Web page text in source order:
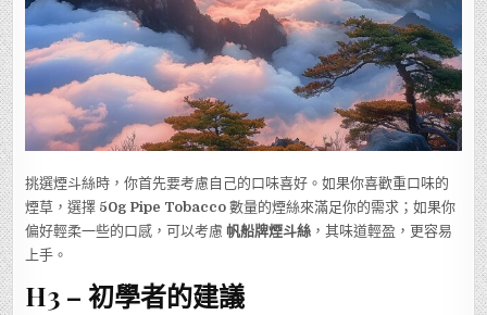
挑選煙斗絲時，你首先要考慮自己的口味喜好。如果你喜歡重口味的
煙草，選擇 50g Pipe Tobacco 數量的煙絲來滿足你的需求；如果你
偏好輕柔一些的口感，可以考慮帆船牌煙斗絲 ，其味道輕盈，更容易
上手。
H3 – 初學者的建議